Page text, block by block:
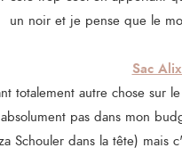
un noir et je pense que le
Sac
totalement autre chose sur
pas dans mon
Schouler dans la tête)